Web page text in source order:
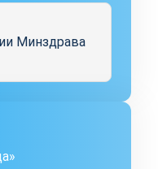
Минздрава